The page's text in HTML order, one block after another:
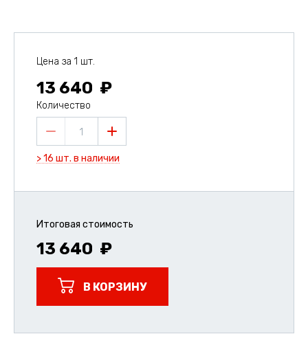
Цена за 1 шт.
13 640
Количество
1
> 16 шт. в наличии
Итоговая стоимость
13 640
В КОРЗИНУ